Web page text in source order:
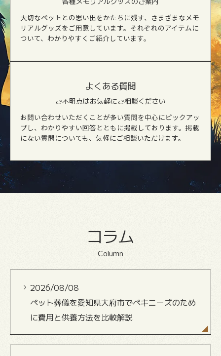
大切なペットとの思い出をかたちに残す、さまざまなメモ
リアルグッズをご用意しています。それぞれのアイテムに
ついて、わかりやすくご紹介しています。
よくある質問
ご不明点はお気軽にご相談ください
お問い合わせいただくことが多い質問を中心にピックアッ
プし、わかりやすい回答とともに掲載しております。掲載
にない質問についても、気軽にご相談いただけます。
Column
コラム
2026/08/08
ペット葬儀を愛知県大府市でペキニーズのため
に費用と供養方法を比較解説